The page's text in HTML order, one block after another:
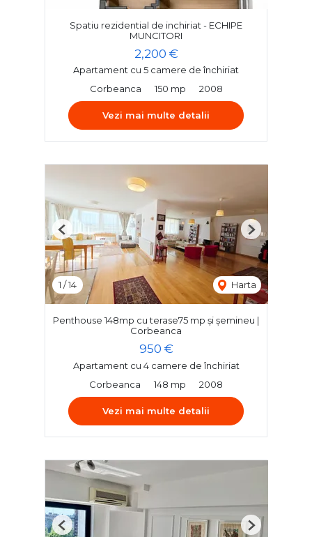
Spatiu rezidential de inchiriat - ECHIPE
MUNCITORI
2,200 €
Apartament cu 5 camere de închiriat
Corbeanca
150 mp 2008
Vezi mai multe detalii
1 /14 Harta
Previous Next
Penthouse 148mp cu terase75 mp și șemineu |
Corbeanca
950 €
Apartament cu 4 camere de închiriat
Corbeanca
148 mp 2008
Vezi mai multe detalii
Previous Next